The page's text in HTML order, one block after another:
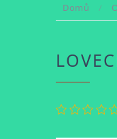
Domů /